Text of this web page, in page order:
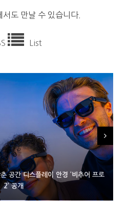
도 만날 수 있습니다.
List
공간 디스플레이 안경 ‘비추어 프로
2’ 공개
이폰18 프로세서 패키징 대기 중
형 스피커 준비하는 오픈AI